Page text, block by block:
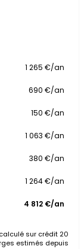
1 265 €/an
690 €/an
150 €/an
1 063 €/an
380 €/an
1 264 €/an
4 812 €/an
sur crédit 20
estimés depuis